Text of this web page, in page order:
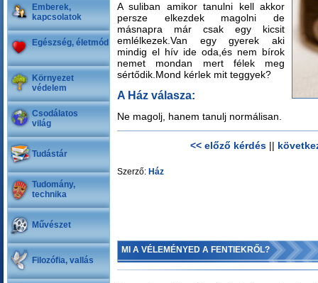
Emberek,
kapcsolatok
Egészség, életmód
Környezet
védelem
Csodálatos
világ
Tudástár
Tudomány,
technika
Művészet
Filozófia, vallás
A suliban amikor tanulni kell akkor
persze elkezdek magolni de
másnapra már csak egy kicsit
emlélkezek.Van egy gyerek aki
mindig el hív ide oda,és nem bírok
nemet mondan mert félek meg
sértődik.Mond kérlek mit teggyek?
A Ház válasza:
Ne magolj, hanem tanulj normálisan.
<< előző kérdés||
Szerző: Ház
MI A VÉLEMÉNYED A FENTIEKRŐL?